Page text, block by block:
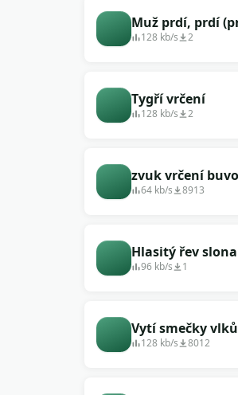
Muž prdí, prdí
128 kb/s 2
Tygří vrčení
128 kb/s 2
zvuk vrčení
64 kb/s 8913
Hlasitý řev slona
96 kb/s 1
Vytí smečky vlků
128 kb/s 8012